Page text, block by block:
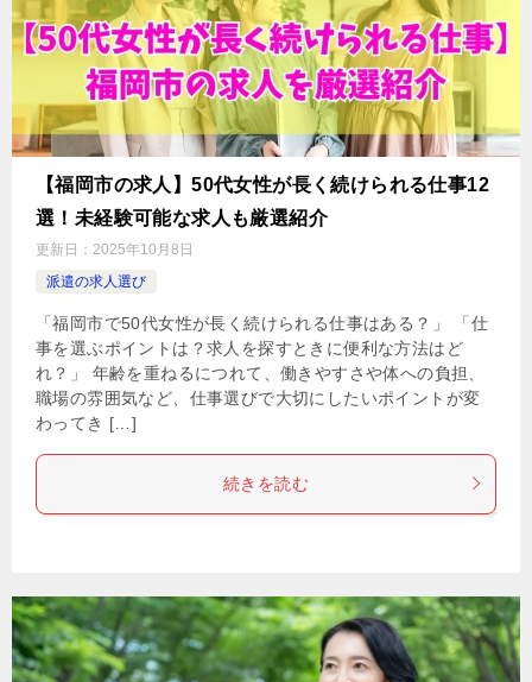
【福岡市の求人】50代女性が長く続けられる仕事12
選！未経験可能な求人も厳選紹介
更新日： 2025年10月8日
派遣の求人選び
「福岡市で50代女性が長く続けられる仕事はある？」 「仕
事を選ぶポイントは？求人を探すときに便利な方法はど
れ？」 年齢を重ねるにつれて、働きやすさや体への負担、
職場の雰囲気など、仕事選びで大切にしたいポイントが変
わってき […]
続きを読む